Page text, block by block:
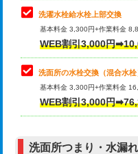
排水管工事（追加 排水管
え）
マス交換（土の掘削・埋
マス交換（深さ50㎝未満）
マス交換（深さ50㎝以上）
交換・取付（タンク）
交換・取付(単水栓（壁付
式）)
交換・取付(混合水栓（壁
式・ワンホール）)
（P/S/ポップアップ））
洗濯水栓給水栓上部交換
基本料金 3,300円+作業料金
WEB割引3,000円
洗面所の水栓交換（混合水栓
基本料金 3,300円+作業料金
WEB割引3,000円
洗面所つまり・水漏